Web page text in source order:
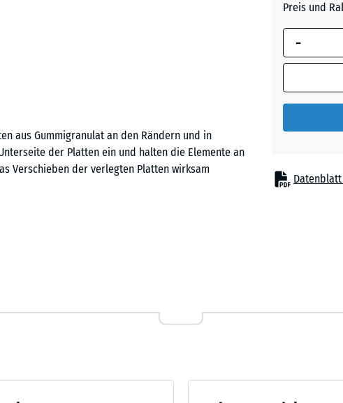
aus Gummigranulat an den Rändern und in
der Platten ein und halten die Elemente an
Verschieben der verlegten Platten wirksam
den Ecken mehrere Bohrungen eingebracht. Diese
in der Plattenunterseite ein und klemmen die Platten
Preis und
-